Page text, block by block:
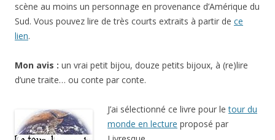
scène au moins un personnage en provenance d’Amérique du
Sud. Vous pouvez lire de très courts extraits à partir de ce
lien.
Mon avis : un vrai petit bijou, douze petits bijoux, à (re)lire
d’une traite… ou conte par conte.
J’ai sélectionné ce livre pour letour du
monde en lecture proposé par